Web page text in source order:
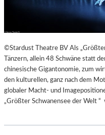
©Stardust Theatre BV Als
Tänzern, allein 48 Schwäne statt
chinesische Gigantonomie, zum
den kulturellen, ganz nach dem
globaler Macht- und
„Größter Schwanensee der Welt